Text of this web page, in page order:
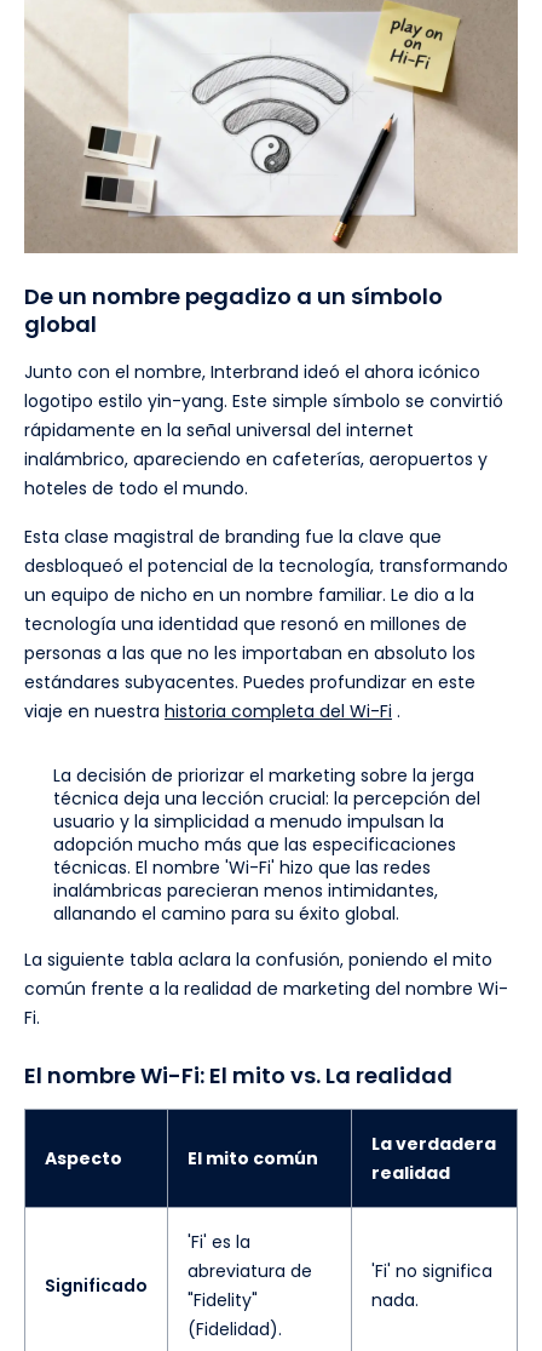
De un nombre pegadizo a un símbolo
global
Junto con el nombre, Interbrand ideó el ahora icónico
logotipo estilo yin-yang. Este simple símbolo se convirtió
rápidamente en la señal universal del internet
inalámbrico, apareciendo en cafeterías, aeropuertos y
hoteles de todo el mundo.
Esta clase magistral de branding fue la clave que
desbloqueó el potencial de la tecnología, transformando
un equipo de nicho en un nombre familiar. Le dio a la
tecnología una identidad que resonó en millones de
personas a las que no les importaban en absoluto los
estándares subyacentes. Puedes profundizar en este
viaje en nuestra historia completa del Wi-Fi .
La decisión de priorizar el marketing sobre la jerga
técnica deja una lección crucial: la percepción del
usuario y la simplicidad a menudo impulsan la
adopción mucho más que las especificaciones
técnicas. El nombre 'Wi-Fi' hizo que las redes
inalámbricas parecieran menos intimidantes,
allanando el camino para su éxito global.
La siguiente tabla aclara la confusión, poniendo el mito
común frente a la realidad de marketing del nombre Wi-
Fi.
El nombre Wi-Fi: El mito vs. La realidad
Aspecto El mito común
La verdadera
realidad
Significado
'Fi' es la
abreviatura de
"Fidelity"
(Fidelidad).
'Fi' no significa
nada.